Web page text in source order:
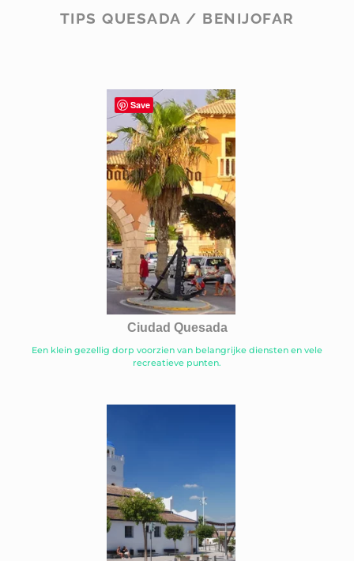
TIPS QUESADA / BENIJOFAR
Ciudad Quesada
Een klein gezellig dorp voorzien van belangrijke diensten en vele
recreatieve punten.
Save